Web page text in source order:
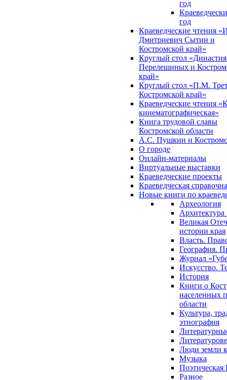
год
год
Краеведческие чтения
Дмитриевич Сытин и
Костромской край»
Круглый стол
Перелешиных и
край»
Круглый стол «П.М.
Костромской край»
Краеведческие чтения
кинематографическая»
Книга трудовой славы
Костромской области
А.С. Пушкин и
О городе
Онлайн-материалы
Виртуальные выставки
Краеведческие проекты
Краеведческая
Новые книги по
Археология
Архитектура
Великая
истории края
Власть.
География.
Журнал
Искусство.
История
Книги о
населенных
области
Культура,
этнография
Люди земли
Музыка
Поэтическая
Разное